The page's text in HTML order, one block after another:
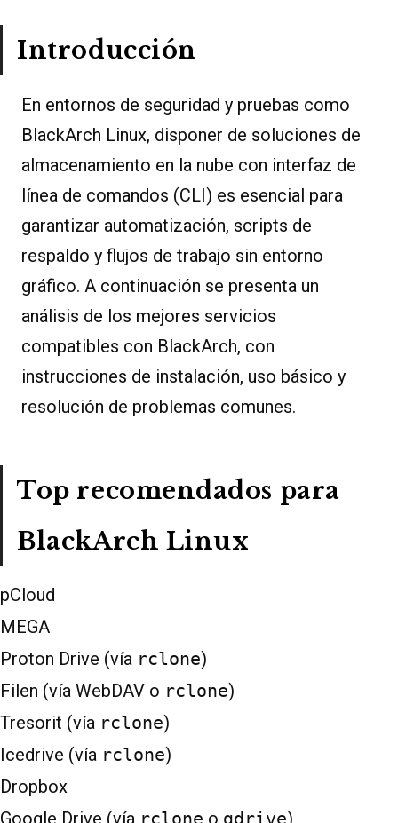
Introducción
En entornos de seguridad y pruebas como
BlackArch Linux, disponer de soluciones de
almacenamiento en la nube con interfaz de
línea de comandos (CLI) es esencial para
garantizar automatización, scripts de
respaldo y flujos de trabajo sin entorno
gráfico. A continuación se presenta un
análisis de los mejores servicios
compatibles con BlackArch, con
instrucciones de instalación, uso básico y
resolución de problemas comunes.
Top recomendados para
BlackArch Linux
pCloud
MEGA
Proton Drive (vía rclone)
Filen (vía WebDAV o rclone)
Tresorit (vía rclone)
Icedrive (vía rclone)
Dropbox
Google Drive (vía rclone o gdrive)